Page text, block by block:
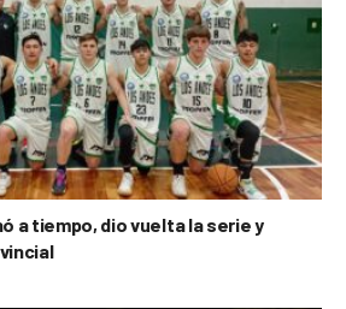
a tiempo, dio vuelta la serie y